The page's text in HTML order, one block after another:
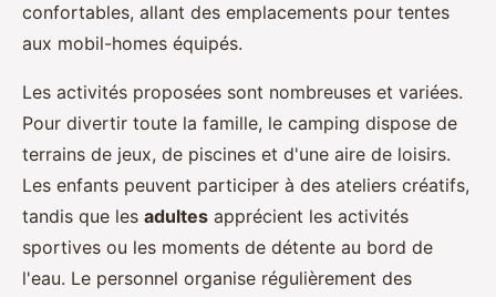
confortables, allant des emplacements pour tentes
aux mobil-homes équipés.
Les activités proposées sont nombreuses et variées.
Pour divertir toute la famille, le camping dispose de
terrains de jeux, de piscines et d'une aire de loisirs.
Les enfants peuvent participer à des ateliers créatifs,
tandis que les adultes apprécient les activités
sportives ou les moments de détente au bord de
l'eau. Le personnel organise régulièrement des